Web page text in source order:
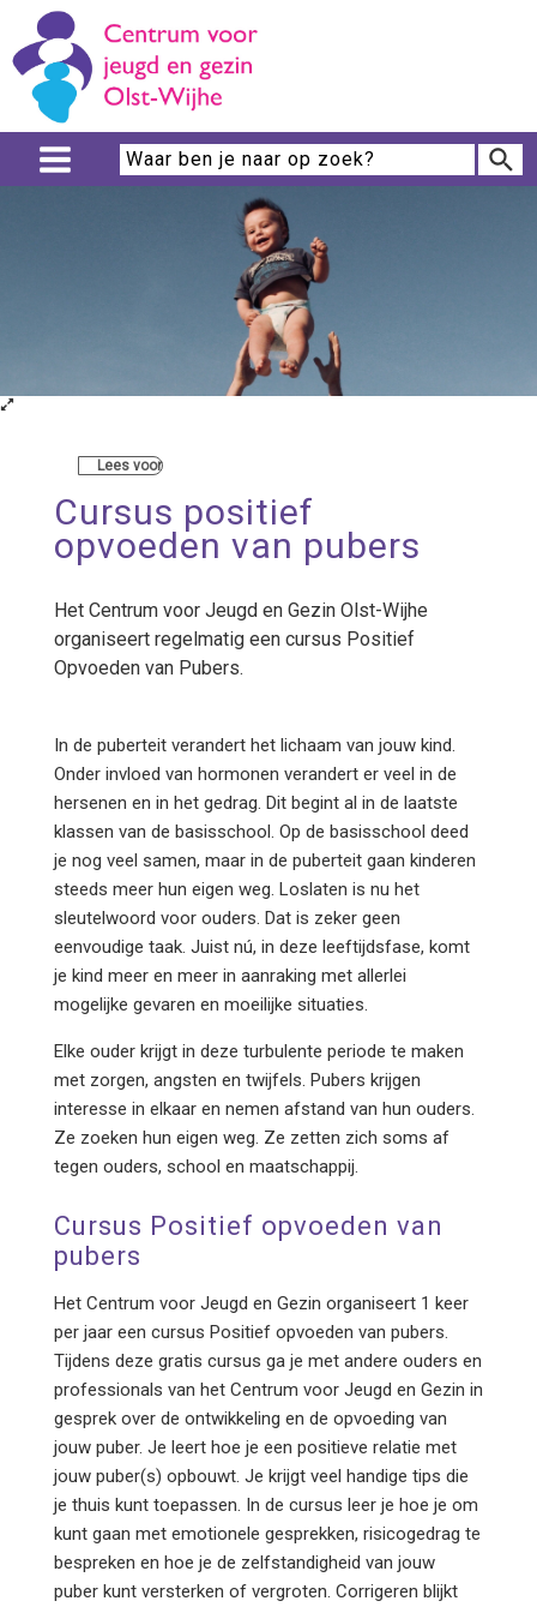
Lees voor
Cursus positief
opvoeden van pubers
Het Centrum voor Jeugd en Gezin Olst-Wijhe
organiseert regelmatig een cursus Positief
Opvoeden van Pubers.
In de puberteit verandert het lichaam van jouw kind.
Onder invloed van hormonen verandert er veel in de
hersenen en in het gedrag. Dit begint al in de laatste
klassen van de basisschool. Op de basisschool deed
je nog veel samen, maar in de puberteit gaan kinderen
steeds meer hun eigen weg. Loslaten is nu het
sleutelwoord voor ouders. Dat is zeker geen
eenvoudige taak. Juist nú, in deze leeftijdsfase, komt
je kind meer en meer in aanraking met allerlei
mogelijke gevaren en moeilijke situaties.
Elke ouder krijgt in deze turbulente periode te maken
met zorgen, angsten en twijfels. Pubers krijgen
interesse in elkaar en nemen afstand van hun ouders.
Ze zoeken hun eigen weg. Ze zetten zich soms af
tegen ouders, school en maatschappij.
Cursus Positief opvoeden van
pubers
Het Centrum voor Jeugd en Gezin organiseert 1 keer
per jaar een cursus Positief opvoeden van pubers.
Tijdens deze gratis cursus ga je met andere ouders en
professionals van het Centrum voor Jeugd en Gezin in
gesprek over de ontwikkeling en de opvoeding van
jouw puber. Je leert hoe je een positieve relatie met
jouw puber(s) opbouwt. Je krijgt veel handige tips die
je thuis kunt toepassen. In de cursus leer je hoe je om
kunt gaan met emotionele gesprekken, risicogedrag te
bespreken en hoe je de zelfstandigheid van jouw
puber kunt versterken of vergroten. Corrigeren blijkt